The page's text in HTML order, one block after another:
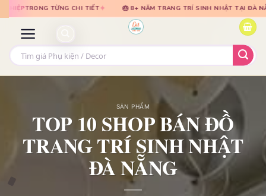
qua
dung
qua
dung
TIẾT✦ 🎂 8+ NĂM TRANG TRÍ SINH NHẬT TẠI ĐÀ NẴNG✦ 🎈 TƯ VẤN
Tìm
kiếm:
SẢN PHẨM
TOP 10 SHOP BÁN ĐỒ
TRANG TRÍ SINH NHẬT
ĐÀ NẴNG